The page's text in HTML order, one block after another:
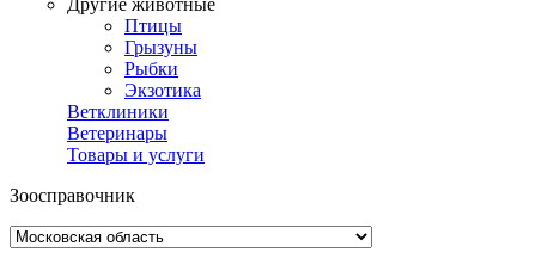
Другие животные
Птицы
Грызуны
Рыбки
Экзотика
Ветклиники
Ветеринары
Товары и услуги
Зоосправочник